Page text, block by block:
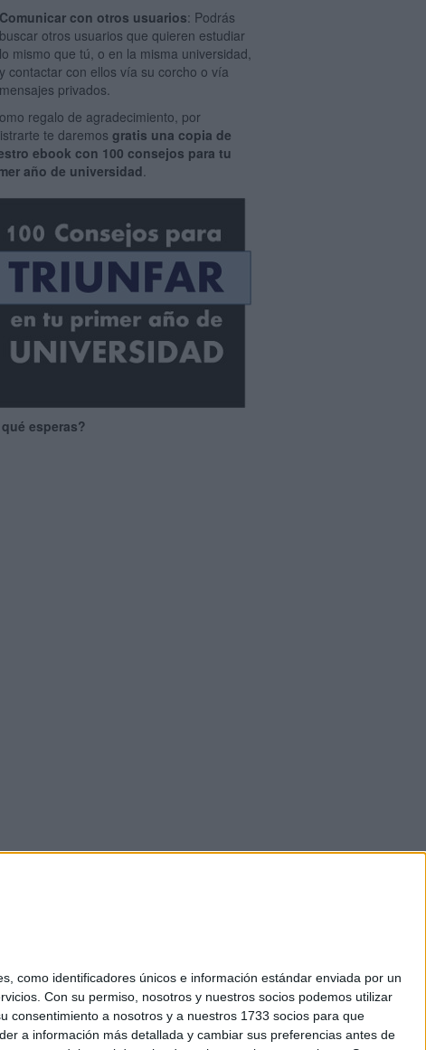
como identificadores únicos e información estándar enviada por un
Con su permiso, nosotros y nuestros socios podemos utilizar
consentimiento a nosotros y a nuestros 1733 socios para que
a información más detallada y cambiar sus preferencias antes de
Comunicar con otros usuarios: Podrás
buscar otros usuarios que quieren estudiar
lo mismo que tú, o en la misma universidad,
y contactar con ellos vía su corcho o vía
mensajes privados.
regalo de agradecimiento, por
te daremosgratis una copia de
ebook con 100 consejos para tu
año de universidad.
esperas?